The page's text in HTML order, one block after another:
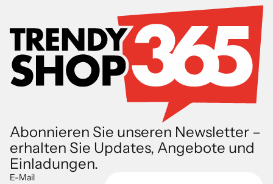
Abonnieren Sie unseren Newsletter –
erhalten Sie Updates, Angebote und
Einladungen.
E-Mail